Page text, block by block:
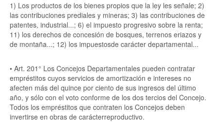
1) Los productos de los bienes propios que la ley les señale; 2)
las contribuciones prediales y mineras; 3) las contribuciones de
patentes, industrial...; 6) el impuesto progresivo sobre la renta;
11) los derechos de concesión de bosques, terrenos eriazos y
de montaña...; 12) los impuestosde carácter departamental...
• Art. 201° Los Concejos Departamentales pueden contratar
empréstitos cuyos servicios de amortización e intereses no
afecten más del quince por ciento de sus ingresos del último
año, y sólo con el voto conforme de los dos tercios del Concejo.
Todos los empréstitos que contraten los Concejos deben
invertirse en obras de carácterreproductivo.